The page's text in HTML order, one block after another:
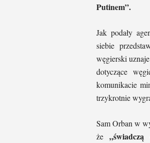
Putinem”.
Jak podały
siebie
węgierski
dotyczące
komunikacie
trzykrotnie
Sam Orban w
że